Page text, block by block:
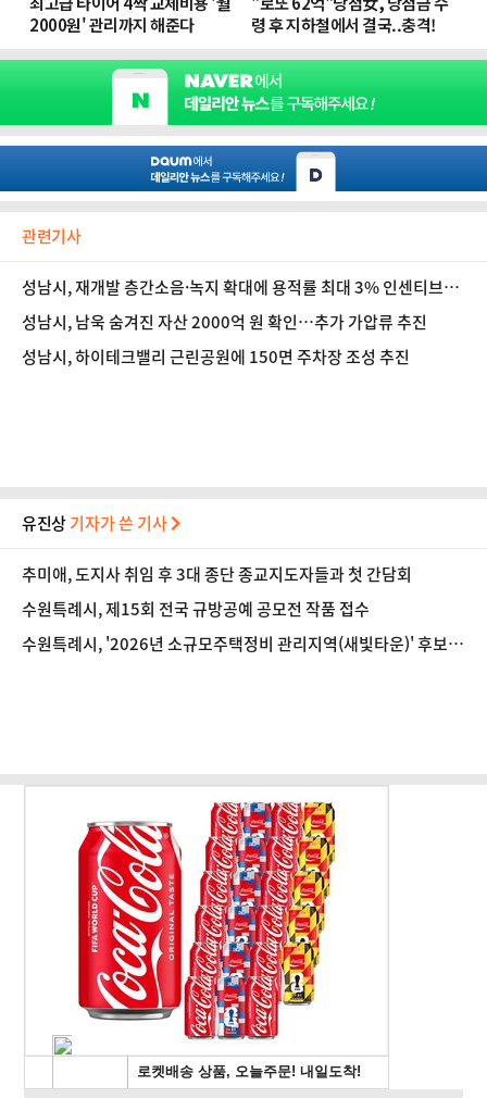
관련기사
성남시, 재개발 층간소음·녹지 확대에 용적률 최대 3% 인센티브…
주차 기준도 완화
성남시, 남욱 숨겨진 자산 2000억 원 확인…추가 가압류 추진
성남시, 하이테크밸리 근린공원에 150면 주차장 조성 추진
유진상기자가 쓴 기사
추미애, 도지사 취임 후 3대 종단 종교지도자들과 첫 간담회
수원특례시, 제15회 전국 규방공예 공모전 작품 접수
수원특례시, '2026년 소규모주택정비 관리지역(새빛타운)' 후보지